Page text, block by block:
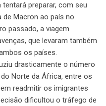
tentará preparar, com seu
Macron ao país no
passado, a viagem
que levaram também
os países.
drasticamente o número
Norte da África, entre os
readmitir os imigrantes
dificultou o tráfego de